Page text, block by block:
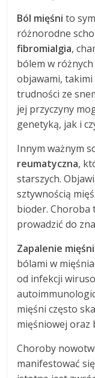
Ból mięśni to
różnorodne
fibromialgia,
bólem w różnych
objawami, takimi
trudności ze
jej przyczyny
genetyką, jak i
Innym ważnym
reumatyczna,
starszych.
sztywnością
bioder. Choroba
prowadzić do
Zapalenie mięśni
bólami w
od infekcji
mięśni często
mięśniowej oraz
Choroby
manifestować